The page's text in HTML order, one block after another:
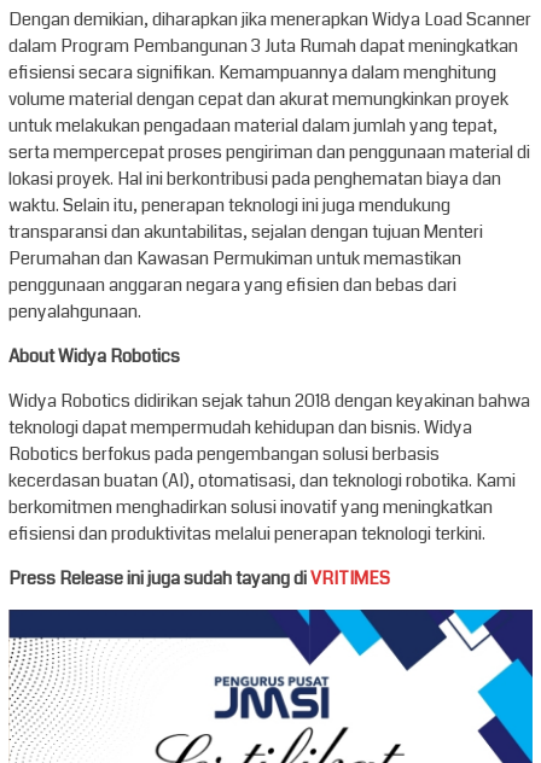
Dengan demikian, diharapkan jika menerapkan Widya Load Scanner
dalam Program Pembangunan 3 Juta Rumah dapat meningkatkan
efisiensi secara signifikan. Kemampuannya dalam menghitung
volume material dengan cepat dan akurat memungkinkan proyek
untuk melakukan pengadaan material dalam jumlah yang tepat,
serta mempercepat proses pengiriman dan penggunaan material di
lokasi proyek. Hal ini berkontribusi pada penghematan biaya dan
waktu. Selain itu, penerapan teknologi ini juga mendukung
transparansi dan akuntabilitas, sejalan dengan tujuan Menteri
Perumahan dan Kawasan Permukiman untuk memastikan
penggunaan anggaran negara yang efisien dan bebas dari
penyalahgunaan.
About Widya Robotics
Widya Robotics didirikan sejak tahun 2018 dengan keyakinan bahwa
teknologi dapat mempermudah kehidupan dan bisnis. Widya
Robotics berfokus pada pengembangan solusi berbasis
kecerdasan buatan (AI), otomatisasi, dan teknologi robotika. Kami
berkomitmen menghadirkan solusi inovatif yang meningkatkan
efisiensi dan produktivitas melalui penerapan teknologi terkini.
Press Release ini juga sudah tayang diVRITIMES